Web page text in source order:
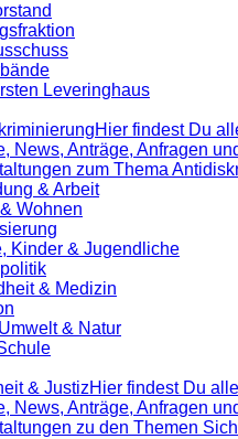
Leveringhaus
Hier findest Du
News, Anträge, Anfragen
zum Thema
& Arbeit
Wohnen
Kinder & Jugendliche
& Medizin
& Natur
& JustizHier findest Du
News, Anträge, Anfragen
zu den Themen